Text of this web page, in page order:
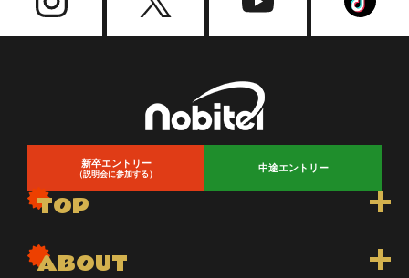
新卒エントリー
（説明会に参加する）
中途エントリー
TOP
トップ
ABOUT